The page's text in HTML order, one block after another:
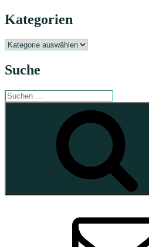
Kategorien
Kategorien
Suche
Suchen
nach: